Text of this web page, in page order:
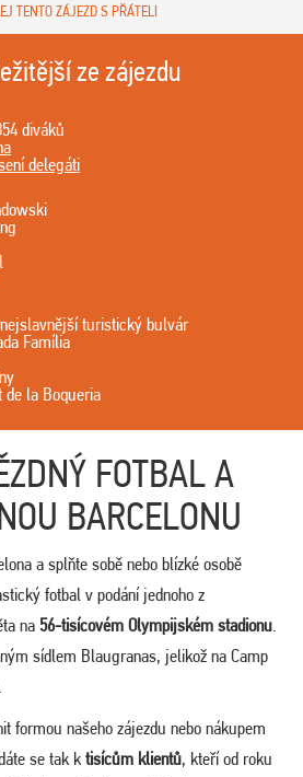
TENTO ZÁJEZD S PŘÁTELI
ze zájezdu
diváků
delegáti
turistický bulvár
Família
de la Boqueria
FOTBAL A
BARCELONU
a splňte sobě nebo blízké osobě
fotbal v podání jednoho z
na 56-tisícovém Olympijském stadionu.
sídlem Blaugranas, jelikož na Camp
formou našeho zájezdu nebo nákupem
se tak ktisícům klientů, kteří od roku